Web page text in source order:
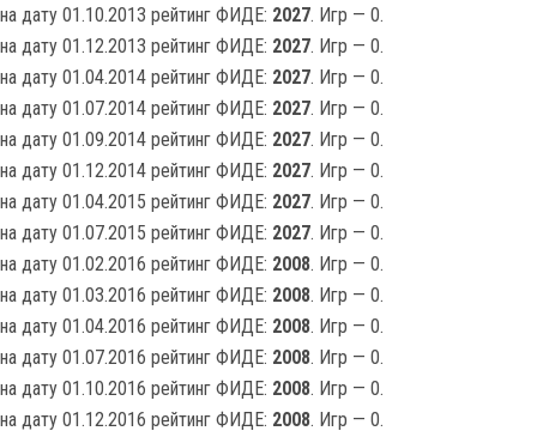
на дату 01.10.2013 рейтинг ФИДЕ: 2027. Игр — 0.
на дату 01.12.2013 рейтинг ФИДЕ: 2027. Игр — 0.
на дату 01.04.2014 рейтинг ФИДЕ: 2027. Игр — 0.
на дату 01.07.2014 рейтинг ФИДЕ: 2027. Игр — 0.
на дату 01.09.2014 рейтинг ФИДЕ: 2027. Игр — 0.
на дату 01.12.2014 рейтинг ФИДЕ: 2027. Игр — 0.
на дату 01.04.2015 рейтинг ФИДЕ: 2027. Игр — 0.
на дату 01.07.2015 рейтинг ФИДЕ: 2027. Игр — 0.
на дату 01.02.2016 рейтинг ФИДЕ: 2008. Игр — 0.
на дату 01.03.2016 рейтинг ФИДЕ: 2008. Игр — 0.
на дату 01.04.2016 рейтинг ФИДЕ: 2008. Игр — 0.
на дату 01.07.2016 рейтинг ФИДЕ: 2008. Игр — 0.
на дату 01.10.2016 рейтинг ФИДЕ: 2008. Игр — 0.
на дату 01.12.2016 рейтинг ФИДЕ: 2008. Игр — 0.